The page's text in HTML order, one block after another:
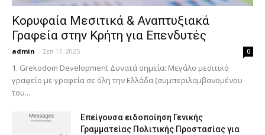
Κορυφαία Μεσιτικά & Αναπτυξιακά
Γραφεία στην Κρήτη για Επενδυτές
admin - Σεπ 17, 2025 0
1. Grekodom Development Δυνατά σημεία: Μεγάλο μεσιτικό
γραφείο με γραφεία σε όλη την Ελλάδα (συμπεριλαμβανομένου
του...
Επείγουσα ειδοποίηση Γενικής
Γραμματείας Πολιτικής Προστασίας για